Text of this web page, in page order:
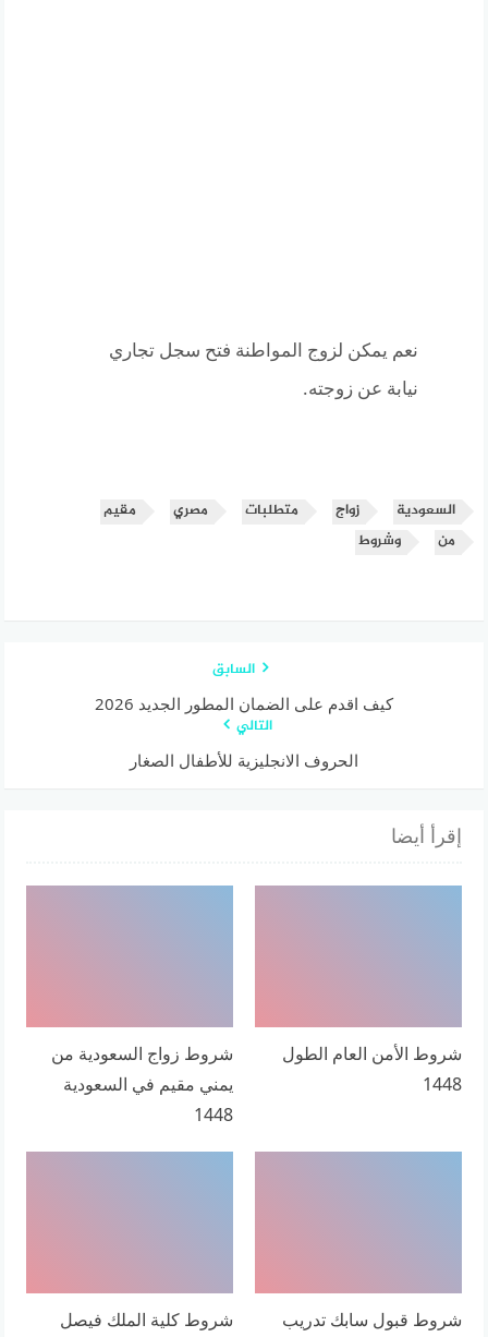
نعم يمكن لزوج المواطنة فتح سجل تجاري
نيابة عن زوجته.
السعودية زواج متطلبات مصري
مقيم
من
وشروط
السابق
كيف اقدم على الضمان المطور الجديد 2026
التالي
الحروف الانجليزية للأطفال الصغار
إقرأ أيضا
شروط الأمن العام الطول
1448
شروط زواج السعودية من
يمني مقيم في السعودية
1448
شروط قبول سابك تدريب
شروط كلية الملك فيصل